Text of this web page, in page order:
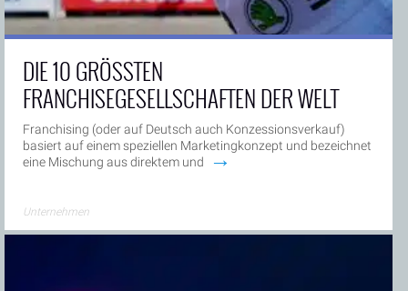
DIE 10 GRÖSSTEN F
RANCHISEGESELLSCHAFTEN DER WELT
Franchising (oder auf Deutsch auch Konzessionsverkauf)
basiert auf einem speziellen Marketingkonzept und bezeichnet
eine Mischung aus direktem und
→
Unternehmen